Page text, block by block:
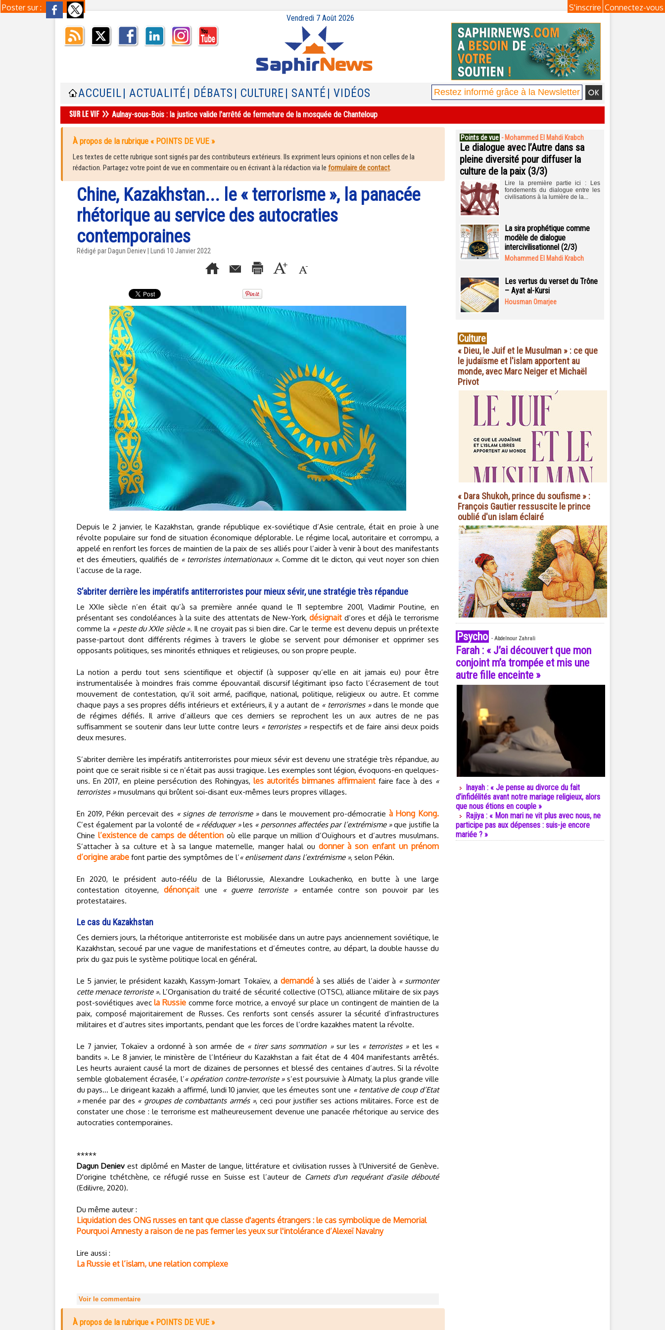
Poster sur : Connectez-vous
S'inscrire
Vendredi 7 Août 2026
ACCUEIL | ACTUALITÉ | DÉBATS | CULTURE | SANTÉ | VIDÉOS
Aulnay-sous-Bois : la justice valide l'arrêté de fermeture de la mosquée de Chanteloup
À propos de la rubrique « POINTS DE VUE »
Les textes de cette rubrique sont signés par des contributeurs extérieurs. Ils expriment leurs opinions et non celles de la
rédaction. Partagez votre point de vue en commentaire ou en écrivant à la rédaction via le formulaire de contact.
Chine, Kazakhstan... le « terrorisme », la panacée
rhétorique au service des autocraties
contemporaines
Rédigé par Dagun Deniev | Lundi 10 Janvier 2022
Depuis le 2 janvier, le Kazakhstan, grande république ex-soviétique d’Asie centrale, était en proie à une
révolte populaire sur fond de situation économique déplorable. Le régime local, autoritaire et corrompu, a
appelé en renfort les forces de maintien de la paix de ses alliés pour l’aider à venir à bout des manifestants
et des émeutiers, qualifiés de « terroristes internationaux ». Comme dit le dicton, qui veut noyer son chien
l’accuse de la rage.
S’abriter derrière les impératifs antiterroristes pour mieux sévir, une stratégie très répandue
Le XXIe siècle n’en était qu’à sa première année quand le 11 septembre 2001, Vladimir Poutine, en
présentant ses condoléances à la suite des attentats de New-York,désignait d’ores et déjà le terrorisme
comme la « peste du XXIe siècle ». Il ne croyait pas si bien dire. Car le terme est devenu depuis un prétexte
passe-partout dont différents régimes à travers le globe se servent pour démoniser et opprimer ses
opposants politiques, ses minorités ethniques et religieuses, ou son propre peuple.
La notion a perdu tout sens scientifique et objectif (à supposer qu’elle en ait jamais eu) pour être
instrumentalisée à moindres frais comme épouvantail discursif légitimant ipso facto l’écrasement de tout
mouvement de contestation, qu’il soit armé, pacifique, national, politique, religieux ou autre. Et comme
chaque pays a ses propres défis intérieurs et extérieurs, il y a autant de « terrorismes »dans le monde que
de régimes défiés. Il arrive d’ailleurs que ces derniers se reprochent les un aux autres de ne pas
suffisamment se soutenir dans leur lutte contre leurs « terroristes »respectifs et de faire ainsi deux poids
deux mesures.
S’abriter derrière les impératifs antiterroristes pour mieux sévir est devenu une stratégie très répandue, au
point que ce serait risible si ce n’était pas aussi tragique. Les exemples sont légion, évoquons-en quelques-
uns. En 2017, en pleine persécution des Rohingyas, les autorités birmanes affirmaientfaire face à des «
terroristes »musulmans qui brûlent soi-disant eux-mêmes leurs propres villages.
En 2019, Pékin percevait des « signes de terrorisme »dans le mouvement pro-démocratie à Hong Kong.
C’est également par la volonté de « rééduquer »les « personnes affectées par l’extrémisme »que justifie la
Chine l’existence de camps de détention où elle parque un million d’Ouïghours et d’autres musulmans.
S’attacher à sa culture et à sa langue maternelle, manger halal oudonner à son enfant un prénom
d’origine arabe font partie des symptômes de l’« enlisement dans l’extrémisme », selon Pékin.
En 2020, le président auto-réélu de la Biélorussie, Alexandre Loukachenko, en butte à une large
contestation citoyenne,dénonçait une « guerre terroriste »entamée contre son pouvoir par les
protestataires.
Le cas du Kazakhstan
Ces derniers jours, la rhétorique antiterroriste est mobilisée dans un autre pays anciennement soviétique, le
Kazakhstan, secoué par une vague de manifestations et d’émeutes contre, au départ, la double hausse du
prix du gaz puis le système politique local en général.
Le 5 janvier, le président kazakh, Kassym-Jomart Tokaïev, a demandéà ses alliés de l’aider à « surmonter
cette menace terroriste ». L’Organisation du traité de sécurité collective (OTSC), alliance militaire de six pays
post-soviétiques avecla Russiecomme force motrice, a envoyé sur place un contingent de maintien de la
paix, composé majoritairement de Russes. Ces renforts sont censés assurer la sécurité d’infrastructures
militaires et d’autres sites importants, pendant que les forces de l’ordre kazakhes matent la révolte.
Le 7 janvier, Tokaïev a ordonné à son armée de « tirer sans sommation »sur les « terroristes »et les «
bandits ». Le 8 janvier, le ministère de l’Intérieur du Kazakhstan a fait état de 4 404 manifestants arrêtés.
Les heurts auraient causé la mort de dizaines de personnes et blessé des centaines d’autres. Si la révolte
semble globalement écrasée, l’« opération contre-terroriste »s’est poursuivie à Almaty, la plus grande ville
du pays… Le dirigeant kazakh a affirmé, lundi 10 janvier, que les émeutes sont une « tentative de coup d’Etat
»menée par des « groupes de combattants armés », ceci pour justifier ses actions militaires. Force est de
constater une chose : le terrorisme est malheureusement devenue une panacée rhétorique au service des
autocraties contemporaines.
*****
Dagun Denievest diplômé en Master de langue, littérature et civilisation russes à l'Université de Genève.
D'origine tchétchène, ce réfugié russe en Suisse est l’auteur de Carnets d'un requérant d'asile débouté
(Edilivre, 2020).
Du même auteur :
Liquidation des ONG russes en tant que classe d'agents étrangers : le cas symbolique de Memorial
Pourquoi Amnesty a raison de ne pas fermer les yeux sur l'intolérance d’Alexeï Navalny
Lire aussi :
La Russie et l’islam, une relation complexe
Voir le commentaire
À propos de la rubrique « POINTS DE VUE »
Points de vue - Mohammed El Mahdi Krabch
Le dialogue avec l’Autre dans sa
pleine diversité pour diffuser la
culture de la paix (3/3)
Lire la première partie ici : Les
fondements du dialogue entre les
civilisations à la lumière de la...
La sira prophétique comme
modèle de dialogue
intercivilisationnel (2/3)
Mohammed El Mahdi Krabch
Les vertus du verset du Trône
– Ayat al-Kursi
Housman Omarjee
Culture
« Dieu, le Juif et le Musulman » : ce que
le judaïsme et l'islam apportent au
monde, avec Marc Neiger et Michaël
Privot
« Dara Shukoh, prince du soufisme » :
François Gautier ressuscite le prince
oublié d'un islam éclairé
Psycho - Abdelnour Zahrali
Farah : « J’ai découvert que mon
conjoint m’a trompée et mis une
autre fille enceinte »
Inayah : « Je pense au divorce du fait
d’infidélités avant notre mariage religieux, alors
que nous étions en couple »
Rajiya : « Mon mari ne vit plus avec nous, ne
participe pas aux dépenses : suis-je encore
mariée ? »